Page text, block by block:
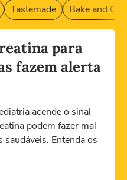
Tastemade Bake and
para
fazem alerta
acende o sinal
podem fazer mal
saudáveis. Entenda os